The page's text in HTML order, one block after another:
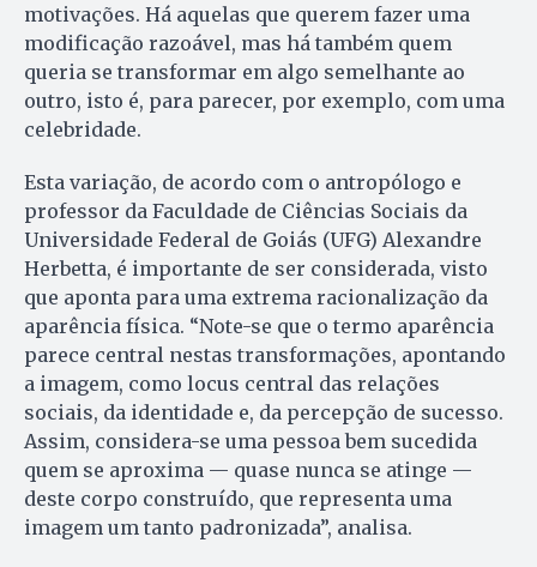
motivações. Há aquelas que querem fazer uma
modificação razoável, mas há também quem
queria se transformar em algo semelhante ao
outro, isto é, para parecer, por exemplo, com uma
celebridade.
Esta variação, de acordo com o antropólogo e
professor da Facul­dade de Ciências Sociais da
Universidade Federal de Goiás (UFG) Alexandre
Herbetta, é importante de ser considerada, visto
que aponta para uma extrema racionalização da
aparência física. “Note-se que o termo aparência
parece central nestas transformações, apontando
a imagem, como locus central das relações
sociais, da identidade e, da percepção de sucesso.
Assim, considera-se uma pessoa bem sucedida
quem se aproxima — quase nunca se atinge —
deste corpo construído, que representa uma
imagem um tanto padronizada”, analisa.